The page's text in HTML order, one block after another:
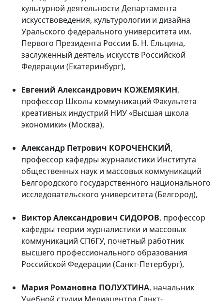
культурной деятельности Департамента
искусствоведения, культурологии и дизайна
Уральского федерального университета им.
Первого Президента России Б. Н. Ельцина,
заслуженный деятель искусств Российской
Федерации (Екатеринбург),
Евгений Александрович КОЖЕМЯКИН,
профессор Школы коммуникаций Факультета
креативных индустрий НИУ «Высшая школа
экономики» (Москва),
Александр Петрович КОРОЧЕНСКИЙ,
профессор кафедры журналистики Института
общественных наук и массовых коммуникаций
Белгородского государственного национального
исследовательского университета (Белгород),
Виктор Александрович СИДОРОВ, профессор
кафедры теории журналистики и массовых
коммуникаций СПбГУ, почетный работник
высшего профессионального образования
Российской Федерации (Санкт-Петербург),
Мария Романовна ПОЛУХТИНА, начальник